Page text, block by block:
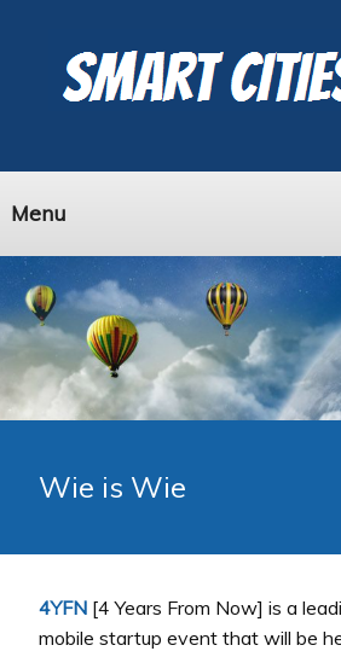
Menu
Wie is Wie
4YFN [4 Years From Now] is a
mobile startup event that will be